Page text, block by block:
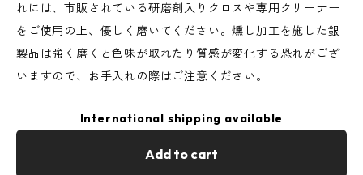
れには、市販されている研磨剤入りクロスや専用クリーナー
をご使用の上、優しく磨いてください。燻し加工を施した銀
製品は強く磨くと色味が取れたり質感が変化する恐れがござ
いますので、お手入れの際はご注意ください。
International shipping available
Add to cart